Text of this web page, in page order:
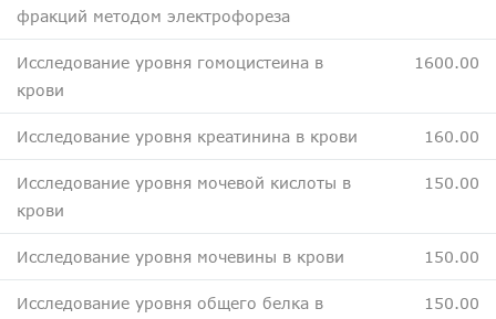
фракций методом электрофореза
Исследование уровня гомоцистеина в
крови
1600.00
Исследование уровня креатинина в крови 160.00
Исследование уровня мочевой кислоты в
крови
150.00
Исследование уровня мочевины в крови 150.00
Исследование уровня общего белка в
150.00